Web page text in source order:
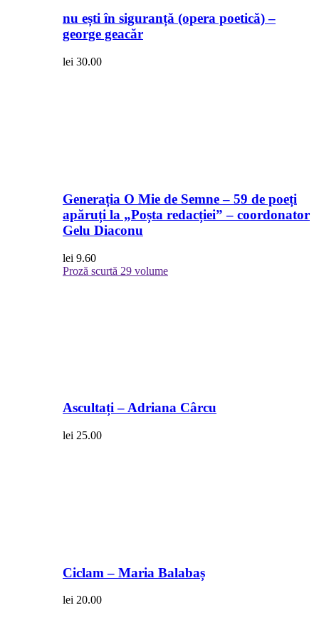
nu ești în siguranță (opera poetică) –
george geacăr
lei 30.00
Generația O Mie de Semne – 59 de poeți
apăruți la „Poșta redacției” – coordonator
Gelu Diaconu
lei 9.60
Proză scurtă 29 volume
Ascultați – Adriana Cârcu
lei 25.00
Ciclam – Maria Balabaș
lei 20.00